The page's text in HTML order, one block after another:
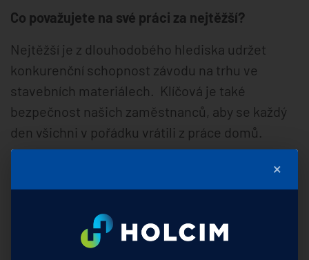
Co považujete na své práci za nejtěžší?
Nejtěžší je z dlouhodobého hlediska udržet
konkurenční schopnost závodu na trhu ve
stavebních materiálech. Klíčová je také
bezpečnost našich zaměstnanců, aby se každý
den všichni v pořádku vrátili z práce domů.
Roky přibývají, to nezastavím, přesto se pořád
snažím zůstat fyzicky aktivní. Když je to možné,
×